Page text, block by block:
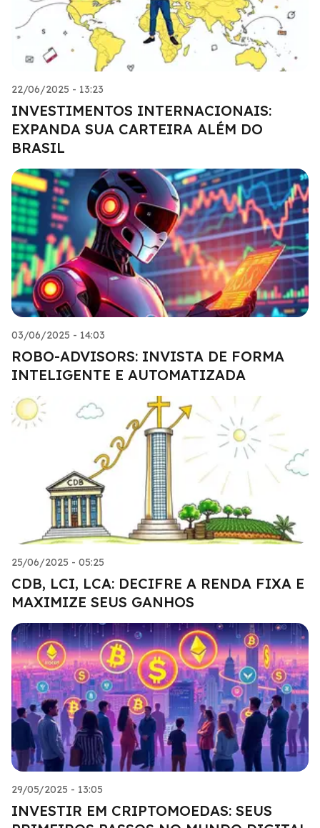
22/06/2025 - 13:23
INVESTIMENTOS INTERNACIONAIS:
EXPANDA SUA CARTEIRA ALÉM DO
BRASIL
03/06/2025 - 14:03
ROBO-ADVISORS: INVISTA DE FORMA
INTELIGENTE E AUTOMATIZADA
25/06/2025 - 05:25
CDB, LCI, LCA: DECIFRE A RENDA FIXA E
MAXIMIZE SEUS GANHOS
29/05/2025 - 13:05
INVESTIR EM CRIPTOMOEDAS: SEUS